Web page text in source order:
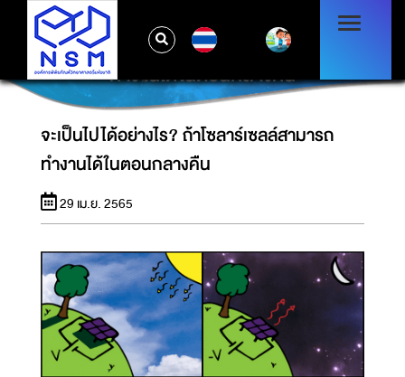
จะเป็นไปได้อย่างไร? ถ้าโซลาร์เซลล์สามารถ
ทำงานได้ในตอนกลางคืน
จะเป็นไปได้อย่างไร? ถ้าโซลาร์เซลล์สามารถ
ทำงานได้ในตอนกลางคืน
29 เม.ย. 2565